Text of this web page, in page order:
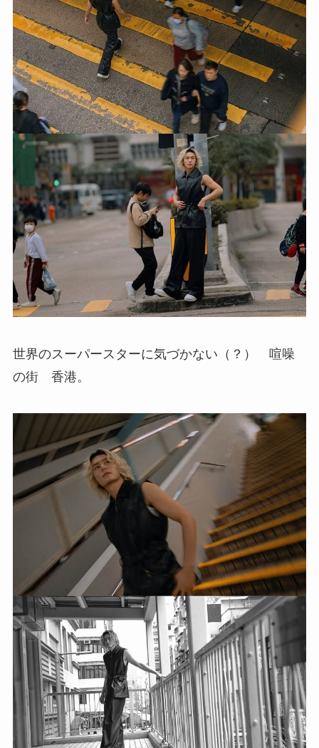
世界のスーパースターに気づかない（？） 喧噪
の街 香港。